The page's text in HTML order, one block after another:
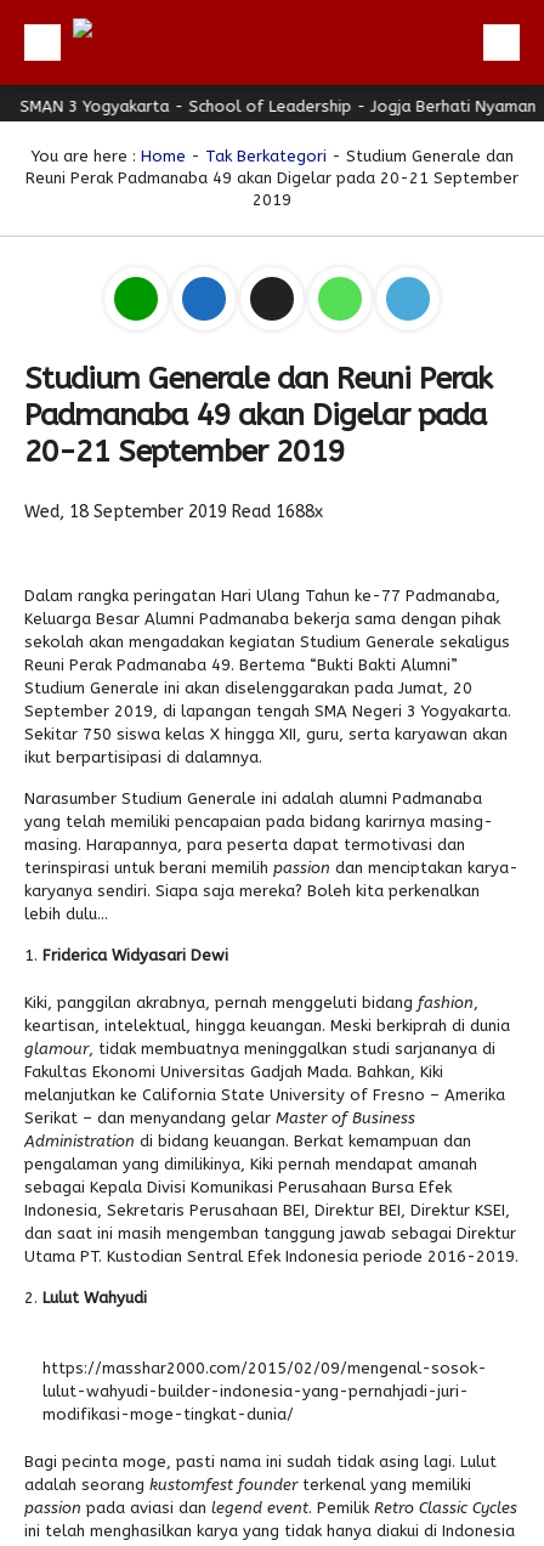
Beranda
Profil
Direktori
Download
Hubungi Kami
Bulletin
Link Referensi
Alumni
3 Yogyakarta - School of Leadership - Jogja Berhati Nyaman
You are here : Home - Tak Berkategori - Studium Generale dan
Reuni Perak Padmanaba 49 akan Digelar pada 20-21 September
2019
Studium Generale dan Reuni Perak
Padmanaba 49 akan Digelar pada
20-21 September 2019
Wed, 18 September 2019 Read 1688x
Dalam rangka peringatan Hari Ulang Tahun ke-77 Padmanaba,
Keluarga Besar Alumni Padmanaba bekerja sama dengan pihak
sekolah akan mengadakan kegiatan Studium Generale sekaligus
Reuni Perak Padmanaba 49. Bertema “Bukti Bakti Alumni”
Studium Generale ini akan diselenggarakan pada Jumat, 20
September 2019, di lapangan tengah SMA Negeri 3 Yogyakarta.
Sekitar 750 siswa kelas X hingga XII, guru, serta karyawan akan
ikut berpartisipasi di dalamnya.
Narasumber Studium Generale ini adalah alumni Padmanaba
yang telah memiliki pencapaian pada bidang karirnya masing-
masing. Harapannya, para peserta dapat termotivasi dan
terinspirasi untuk berani memilih passion dan menciptakan karya-
karyanya sendiri. Siapa saja mereka? Boleh kita perkenalkan
lebih dulu…
Friderica Widyasari Dewi
Kiki, panggilan akrabnya, pernah menggeluti bidang fashion,
keartisan, intelektual, hingga keuangan. Meski berkiprah di dunia
glamour, tidak membuatnya meninggalkan studi sarjananya di
Fakultas Ekonomi Universitas Gadjah Mada. Bahkan, Kiki
melanjutkan ke California State University of Fresno – Amerika
Serikat – dan menyandang gelar Master of Business
Administration di bidang keuangan. Berkat kemampuan dan
pengalaman yang dimilikinya, Kiki pernah mendapat amanah
sebagai Kepala Divisi Komunikasi Perusahaan Bursa Efek
Indonesia, Sekretaris Perusahaan BEI, Direktur BEI, Direktur KSEI,
dan saat ini masih mengemban tanggung jawab sebagai Direktur
Utama PT. Kustodian Sentral Efek Indonesia periode 2016-2019.
Lulut Wahyudi
https://masshar2000.com/2015/02/09/mengenal-sosok-
lulut-wahyudi-builder-indonesia-yang-pernahjadi-juri-
modifikasi-moge-tingkat-dunia/
Bagi pecinta moge, pasti nama ini sudah tidak asing lagi. Lulut
adalah seorang kustomfest founderterkenal yang memiliki
passion pada aviasi dan legend event. Pemilik Retro Classic Cycles
ini telah menghasilkan karya yang tidak hanya diakui di Indonesia